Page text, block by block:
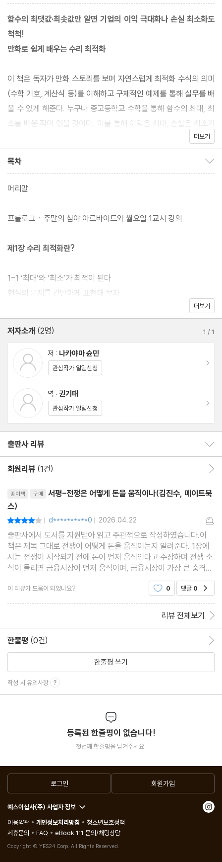
함수의 최댓값·최솟값만 알면 기업의 이익 극대화나 손실 최소화도
척척!
만화로 쉽게 배우는 수리 최적화
이 책은 독자가 만화 스토리를 보며 자연스럽게 최적화 수식의 의미
(수학 기호, 계산식 등)를 이해하고 구체적인 예제를 통해 실무를 배
울 수 있게 해준다. 누구나 중고등학교 수학을 통해 함수의 최대, 최
소를 배운 적이 있을 것이다. 이를 통해 이익은 최대, 손실은 최소가
좋다는 사실을 잘 알고 있는데 이것이 바로 최적화이다. 최적화는 대
배우는 선형 대수를 알고 있다는 전제 하에 출발한다. 그렇지만 최
대, 최소에 대한 이미지만 연상할 수 있다면 복잡한 계산을 전혀 이
선 개요를 잡고, 만화를 보충하는 본문 부분은 실무에 도움이 되는
리 최적화에 서툴다는 인식을 멀리하게 해준다. 최근에는 수리 최적
드는 경우가 많은데 이 책을 먼저 보면 파이썬에 의한 최적화도 훨씬
유연하게 할 수 있게 될 것이다.
더보기
목차
머리말
프롤로그ㆍ주말의 심야 아르바이트와 월요일 1교시 강의
제1장 수리 최적화란?
1-1 ‘최대’와 ‘최소’가 최적이 된다
현실의 문제를 간단하게 표현해 보자
최적화 문제는 다양한 종류가 있다
함수의 그래프에 익숙해지자
그래프는 든든한 지원군이 되어준다!
1-2 최적화에 필요한 수학은 이 정도면 충분하다
벡터, 행렬이 어떻게 도움이 될까?
벡터의 특징을 그림으로 이해하자
표기 방법
연립일차방정식은 행렬과 벡터의 곱으로 표현할 수 있다
미분, 기울기가 어떻게 도움이 될까?
기울기 벡터가 어떻게 도움이 될까?
미분을 사용하자
기울기(기울기 벡터)의 식
경사와 기울기
2회 미분해 보자, 헤세 행렬
제2장 선형 계획 문제
최대 이익이 될 수 있도록 생산하고 싶다!
조미료 문제도 공식화
복잡한 대규모 문제를 다루기 위해
쌍대라는 이미지를 이해하자
제3장 비선형 계획 문제
더보기
저자소개 (2명) 1 /1
저 : 나카야마 슌민
관심작가 알림신청
역 : 권기태
관심작가 알림신청
출판사 리뷰
회원리뷰 (1건)
종이책 구매
서평-전쟁은 어떻게 돈을 움직이나(김진수, 메이트북
스)
| d**********0 | 2026.04.22
출판사에서 도서를 지원받아 읽고 주관적으로 작성하였습니다.이
책은 제목 그대로 전쟁이 어떻게 돈을 움직이는지 알려준다. 1장에
서는 전쟁이 시작되기 전에 돈이 먼저 움직인다고 주장하며 전쟁 소
식이 들리면 금융시장이 먼저 움직이며, 금융시장이 가장 큰 충격을
받는다고 한다. 그러나 역사 속 전쟁이 시장을 오래 무너뜨리지 않았
으며, 전쟁 초기에는 전쟁이 금융시장에 큰 영향
이 리뷰가 도움이 되었나요? 0 댓글 0
리뷰 전체보기
한줄평 (0건)
한줄평 쓰기
작성 시 유의사항
등록된 한줄평이 없습니다!
첫번째 한줄평을 남겨주세요.
로그인 회원가입
예스이십사(주) 사업자 정보
이용약관
개인정보처리방침
청소년보호정책
제휴문의
FAQ eBook 1:1 문의/채팅상담
Copyright © YES24 Corp. All Rights Reserved.